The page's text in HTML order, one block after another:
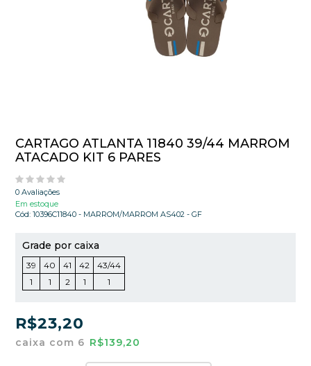
CARTAGO ATLANTA 11840 39/44 MARROM
ATACADO KIT 6 PARES
0 Avaliações
Em estoque
Cód:10396C11840 - MARROM/MARROM AS402 - GF
Grade por caixa
39 40 41 42
43/44
1
1 2 1 1
R$23,20
caixa com 6 R$139,20